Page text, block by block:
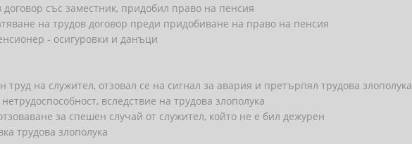
със заместник, придобил право на пенсия
на трудов договор преди придобиване на право на пенсия
- осигуровки и данъци
на служител, отзовал се на сигнал за авария и претърпял трудова злополука
вследствие на трудова злополука
за спешен случай от служител, който не е бил дежурен
трудова злополука